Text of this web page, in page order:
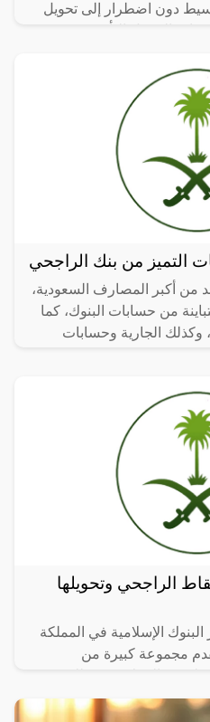
دون اضطرار إلى تحويل
التميز من بنك الراجحي
من أكبر المصارف السعودية،
من حسابات البنوك، كما
وكذلك الجارية وحسابات
الراجحي وتحويلها
الإسلامية في المملكة
مجموعة كبيرة من